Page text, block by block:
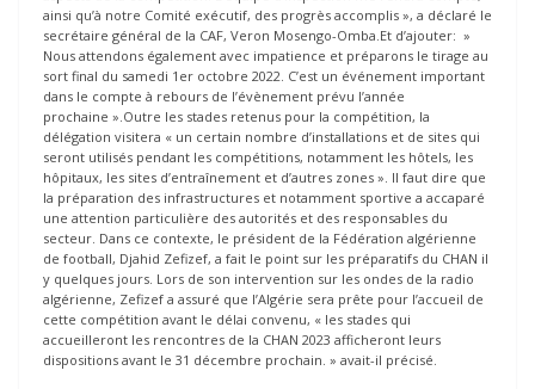
ainsi qu’à notre Comité exécutif, des progrès accomplis », a déclaré le
secrétaire général de la CAF, Veron Mosengo-Omba.Et d’ajouter: »
Nous attendons également avec impatience et préparons le tirage au
sort final du samedi 1er octobre 2022. C’est un événement important
dans le compte à rebours de l’évènement prévu l’année
prochaine ».Outre les stades retenus pour la compétition, la
délégation visitera « un certain nombre d’installations et de sites qui
seront utilisés pendant les compétitions, notamment les hôtels, les
hôpitaux, les sites d’entraînement et d’autres zones ». Il faut dire que
la préparation des infrastructures et notamment sportive a accaparé
une attention particulière des autorités et des responsables du
secteur. Dans ce contexte, le président de la Fédération algérienne
de football, Djahid Zefizef, a fait le point sur les préparatifs du CHAN il
y quelques jours. Lors de son intervention sur les ondes de la radio
algérienne, Zefizef a assuré que l’Algérie sera prête pour l’accueil de
cette compétition avant le délai convenu, « les stades qui
accueilleront les rencontres de la CHAN 2023 afficheront leurs
dispositions avant le 31 décembre prochain. » avait-il précisé.